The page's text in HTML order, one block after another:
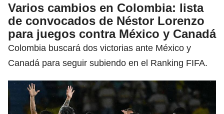
Varios cambios en Colombia: lista
de convocados de Néstor Lorenzo
para juegos contra México y Canadá
Colombia buscará dos victorias ante México y
Canadá para seguir subiendo en el Ranking FIFA.